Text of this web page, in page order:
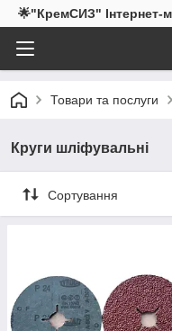
🌟"КремСИЗ" Інтернет-
Товари та послуги
Круги шліфувальні
Сортування